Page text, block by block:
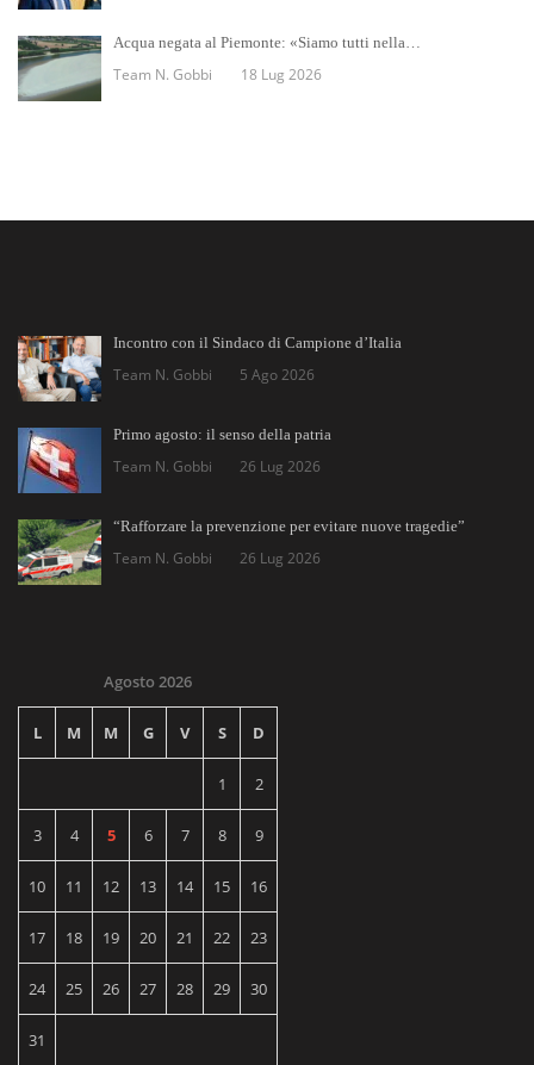
Acqua negata al Piemonte: «Siamo tutti nella…
Team N. Gobbi 18 Lug 2026
Incontro con il Sindaco di Campione d’Italia
Team N. Gobbi 5 Ago 2026
Primo agosto: il senso della patria
Team N. Gobbi 26 Lug 2026
“Rafforzare la prevenzione per evitare nuove tragedie”
Team N. Gobbi 26 Lug 2026
Agosto 2026
L M M G V S D
1 2
3 4 5 6 7 8 9
10 11 12 13 14 15 16
17 18 19 20 21 22 23
24 25 26 27 28 29 30
31